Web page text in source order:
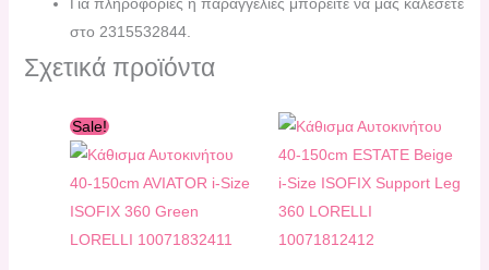
στο 2315532844.
Σχετικά προϊόντα
Sale!
was:
τιμή
139,90 €.